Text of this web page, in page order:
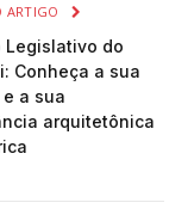
ARTIGO
Legislativo do
Conheça a sua
a sua
arquitetônica